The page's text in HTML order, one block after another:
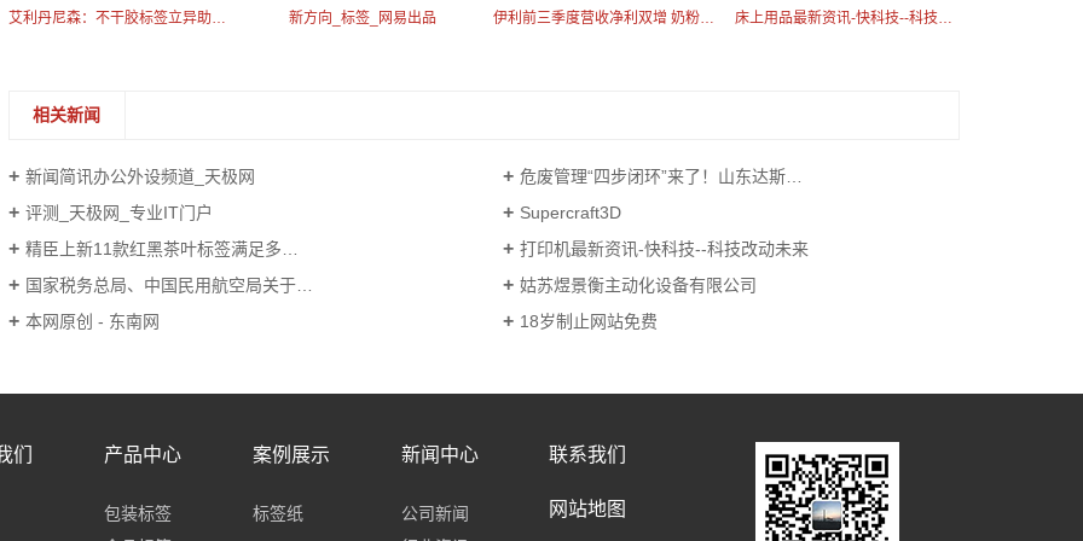
艾利丹尼森：不干胶标签立异助力包装循环收回 新方向_标签_网易出品 伊利前三季度营收净利双增 奶粉第二增长曲线持续高增
相关新闻
新闻简讯办公外设频道_天极网
危废管理“四步闭环”来了！山东达斯特一体机颠覆传统
评测_天极网_专业IT门户
Supercraft3D
精臣上新11款红黑茶叶标签满足多种自定义茶叶标签打印需求
打印机最新资讯-快科技--科技改动未来
国家税务总局、中国民用航空局关于印发《航空运输电子客票行程单管理办法（暂行）》的通知
姑苏煜景衡主动化设备有限公司
本网原创 - 东南网
18岁制止网站免费
们 产品中心
包装标签
案例展示
标签纸
新闻中心
公司新闻
联系我们
网站地图